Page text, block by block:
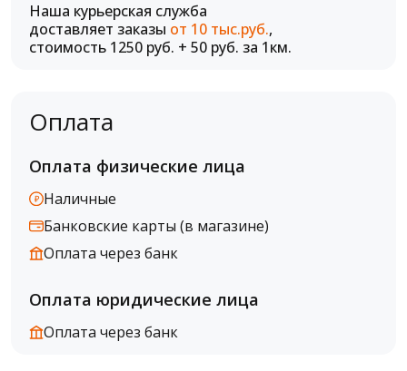
Наша курьерская служба
доставляет заказы от 10 тыс.руб.,
стоимость 1250 руб. + 50 руб. за 1км.
Оплата
Оплата физические лица
Наличные
Банковские карты (в магазине)
Оплата через банк
Оплата юридические лица
Оплата через банк